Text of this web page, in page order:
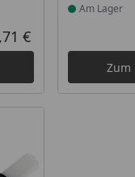
Aktueller Preis
€
Am Lager
Zum